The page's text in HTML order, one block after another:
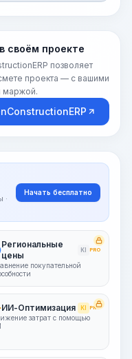
своём проекте
позволяет
проекта — с вашими
маржой.
·
Начать бесплатно
Региональные
цены
KI PRO
покупательной
ИИ-Оптимизация KI PRO
затрат с помощью